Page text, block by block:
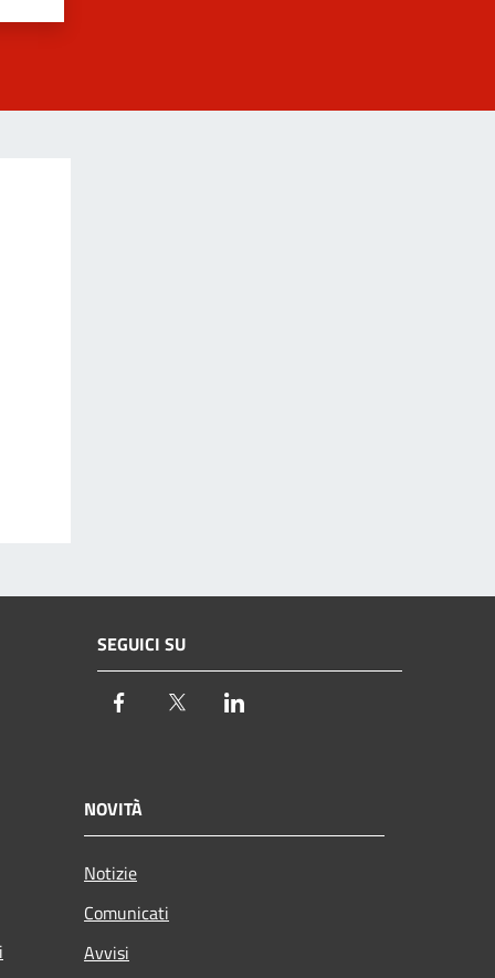
SEGUICI SU
Facebook Twitter
NOVITÀ
Notizie
Comunicati
Avvisi